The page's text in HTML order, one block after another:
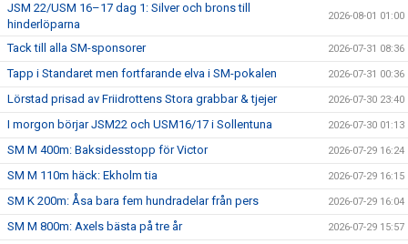
JSM 22/USM 16–17 dag 1: Silver och brons till
hinderlöparna
2026-08-01 01:00
Tack till alla SM-sponsorer 2026-07-31 08:36
Tapp i Standaret men fortfarande elva i SM-pokalen 2026-07-31 00:36
Lörstad prisad av Friidrottens Stora grabbar & tjejer 2026-07-30 23:40
I morgon börjar JSM22 och USM16/17 i Sollentuna 2026-07-30 01:13
SM M 400m: Baksidesstopp för Victor 2026-07-29 16:24
SM M 110m häck: Ekholm tia 2026-07-29 16:15
SM K 200m: Åsa bara fem hundradelar från pers 2026-07-29 16:04
SM M 800m: Axels bästa på tre år 2026-07-29 15:57